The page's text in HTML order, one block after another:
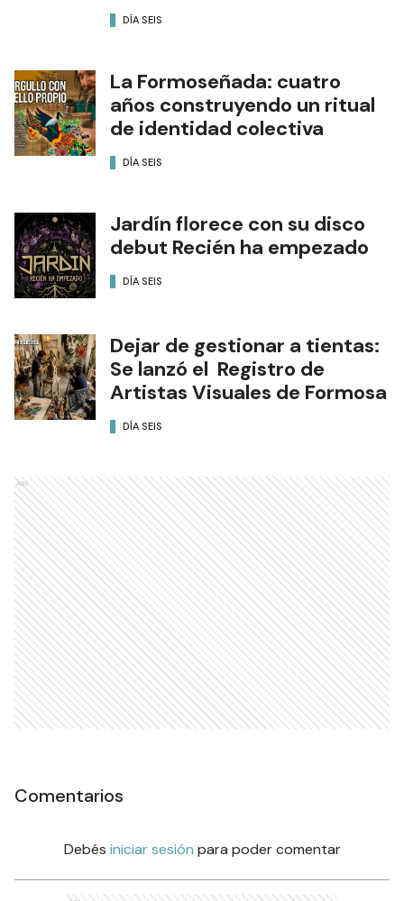
DÍA SEIS
La Formoseñada: cuatro
años construyendo un ritual
de identidad colectiva
DÍA SEIS
Jardín florece con su disco
debut Recién ha empezado
DÍA SEIS
Dejar de gestionar a tientas:
Se lanzó el Registro de
Artistas Visuales de Formosa
DÍA SEIS
Ads
Comentarios
Debés iniciar sesión para poder comentar